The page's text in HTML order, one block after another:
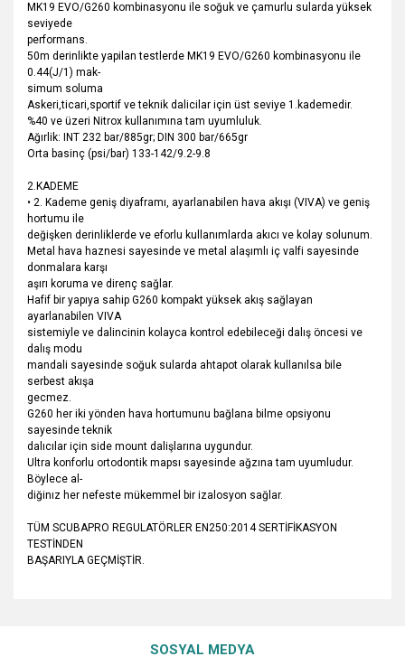
MK19 EVO/G260 kombinasyonu ile soğuk ve çamurlu sularda yüksek
seviyede
performans.
50m derinlikte yapilan testlerde MK19 EVO/G260 kombinasyonu ile
0.44(J/1) mak-
simum soluma
Askeri,ticari,sportif ve teknik dalicilar için üst seviye 1.kademedir.
%40 ve üzeri Nitrox kullanımına tam uyumluluk.
Ağırlik: INT 232 bar/885gr; DIN 300 bar/665gr
Orta basinç (psi/bar) 133-142/9.2-9.8
2.KADEME
• 2. Kademe geniş diyaframı, ayarlanabilen hava akışı (VIVA) ve geniş
hortumu ile
değişken derinliklerde ve eforlu kullanımlarda akıcı ve kolay solunum.
Metal hava haznesi sayesinde ve metal alaşımlı iç valfi sayesinde
donmalara karşı
aşırı koruma ve direnç sağlar.
Hafif bir yapıya sahip G260 kompakt yüksek akış sağlayan
ayarlanabilen VIVA
sistemiyle ve dalincinin kolayca kontrol edebileceği dalış öncesi ve
dalış modu
mandali sayesinde soğuk sularda ahtapot olarak kullanılsa bile
serbest akışa
gecmez.
G260 her iki yönden hava hortumunu bağlana bilme opsiyonu
sayesinde teknik
dalıcılar için side mount dalişlarına uygundur.
Ultra konforlu ortodontik mapsı sayesinde ağzına tam uyumludur.
Böylece al-
diğinız her nefeste mükemmel bir izalosyon sağlar.
TÜM SCUBAPRO REGULATÖRLER EN250:2014 SERTİFİKASYON
TESTİNDEN
BAŞARIYLA GEÇMİŞTİR.
kullanarak tarafımıza iletebilirsiniz.
Görüş ve önerileriniz için teşekkür ederiz.
SOSYAL MEDYA